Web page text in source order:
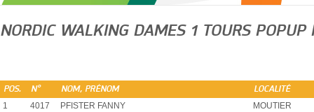
NORDIC WALKING DAMES 1 TOURS POPUP
POS. N° NOM, PRÉNOM LOCALITÉ
1 4017 PFISTER FANNY MOUTIER